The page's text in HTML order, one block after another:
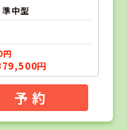
中型
円
予 約